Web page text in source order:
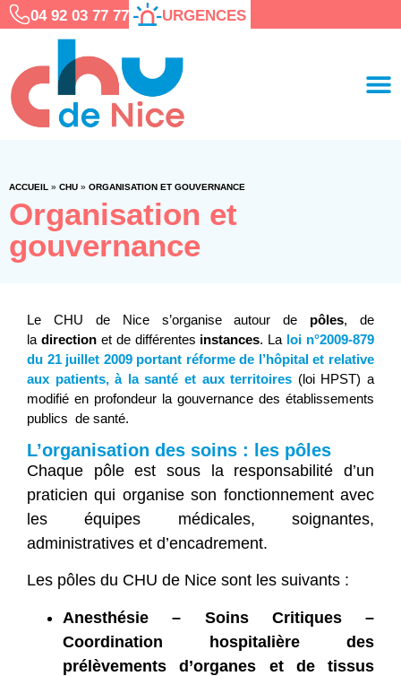
04 92 03 77 77 URGENCES
ACCUEIL » CHU » ORGANISATION ET GOUVERNANCE
Organisation et
gouvernance
Le CHU de Nice s’organise autour de pôles, de
la directionet de différentes instances. La loi n°2009-879
du 21 juillet 2009 portant réforme de l’hôpital et relative
aux patients, à la santé et aux territoires (loi HPST) a
modifié en profondeur la gouvernance des établissements
publics de santé.
L’organisation des soins : les pôles
Chaque pôle est sous la responsabilité d’un
praticien qui organise son fonctionnement avec
les équipes médicales, soignantes,
administratives et d’encadrement.
Les pôles du CHU de Nice sont les suivants :
Anesthésie – Soins Critiques –
Coordination hospitalière des
prélèvements d’organes et de tissus